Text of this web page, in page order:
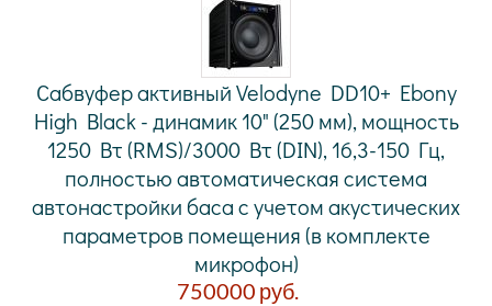
Сабвуфер активный Velodyne DD10+ Ebony
High Black - динамик 10" (250 мм), мощность
1250 Вт (RMS)/3000 Вт (DIN), 16,3-150 Гц,
полностью автоматическая система
автонастройки баса с учетом акустических
параметров помещения (в комплекте
микрофон)
750000 руб.